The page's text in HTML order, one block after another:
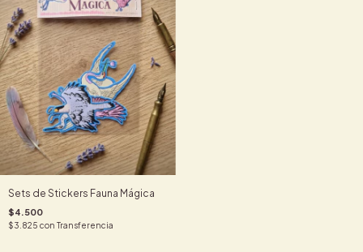
Sets de Stickers Fauna Mágica
$4.500
$3.825 con Transferencia